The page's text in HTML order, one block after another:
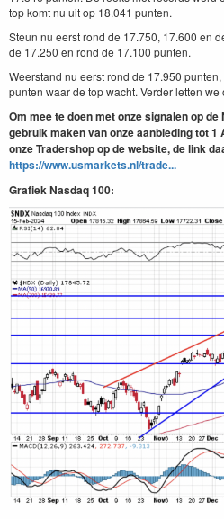
top komt nu uit op 18.041 punten.
Steun nu eerst rond de 17.750, 17.600 en
de 17.250 en rond de 17.100 punten.
Weerstand nu eerst rond de 17.950
punten waar de top wacht. Verder letten
Om mee te doen met onze signalen op
gebruik maken van onze aanbieding tot 1
onze Tradershop op de website, de link
https://www.usmarkets.nl/trade...
Grafiek Nasdaq 100: